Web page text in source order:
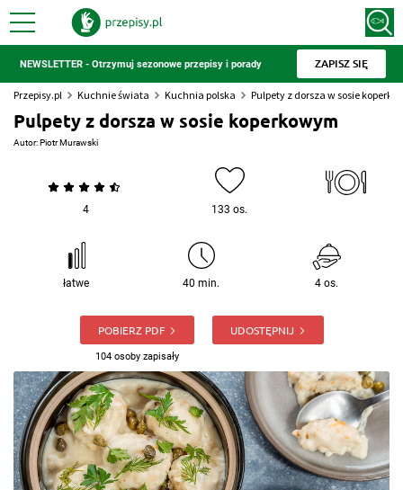
NEWSLETTER - Otrzymuj sezonowe przepisy i porady ZAPISZ SIĘ
Przepisy.pl Kuchnie świata Kuchnia polska Pulpety z dorsza w sosie
Pulpety z dorsza w sosie koperkowym
Autor:Piotr Murawski
4 133 os.
łatwe 40 min. 4 os.
POBIERZ PDF
104 osoby zapisały
UDOSTĘPNIJ